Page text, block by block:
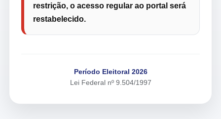
restrição, o acesso regular ao portal será
restabelecido.
Período Eleitoral 2026
Lei Federal nº 9.504/1997